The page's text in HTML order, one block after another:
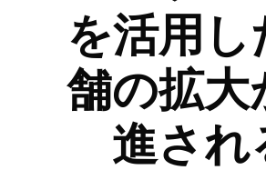
を活用
舗の拡
進され